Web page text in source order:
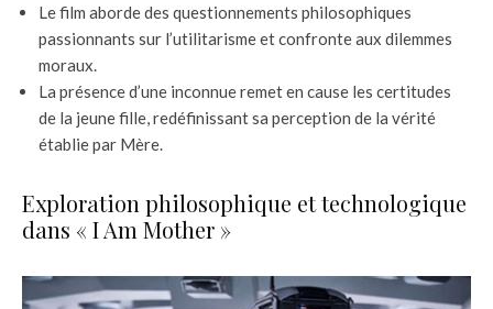
Le film aborde des questionnements philosophiques
passionnants sur l’utilitarisme et confronte aux dilemmes
moraux.
La présence d’une inconnue remet en cause les certitudes
de la jeune fille, redéfinissant sa perception de la vérité
établie par Mère.
Exploration philosophique et technologique
dans « I Am Mother »